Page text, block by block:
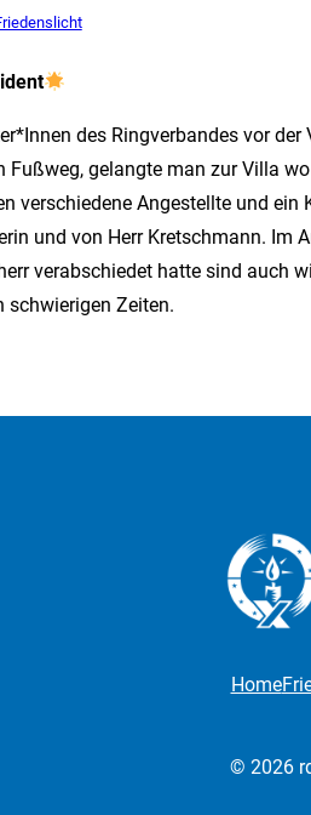
des Ringverbandes vor
Fußweg, gelangte man zur Villa
verschiedene Angestellte und
und von Herr Kretschmann.
verabschiedet hatte sind auch
schwierigen Zeiten.
Home
© 2026